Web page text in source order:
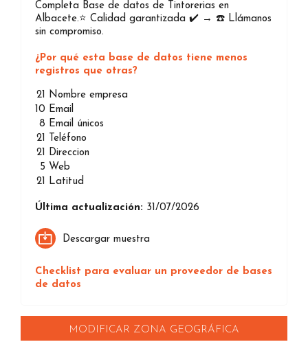
Completa Base de datos de Tintorerias en
Albacete.⭐️ Calidad garantizada ✔️ → ☎️ Llámanos
sin compromiso.
¿Por qué esta base de datos tiene menos
registros que otras?
21 Nombre empresa
10 Email
8 Email únicos
21 Teléfono
21 Direccion
5 Web
21 Latitud
Última actualización: 31/07/2026
Descargar muestra
Checklist para evaluar un proveedor de bases
de datos
MODIFICAR ZONA GEOGRÁFICA